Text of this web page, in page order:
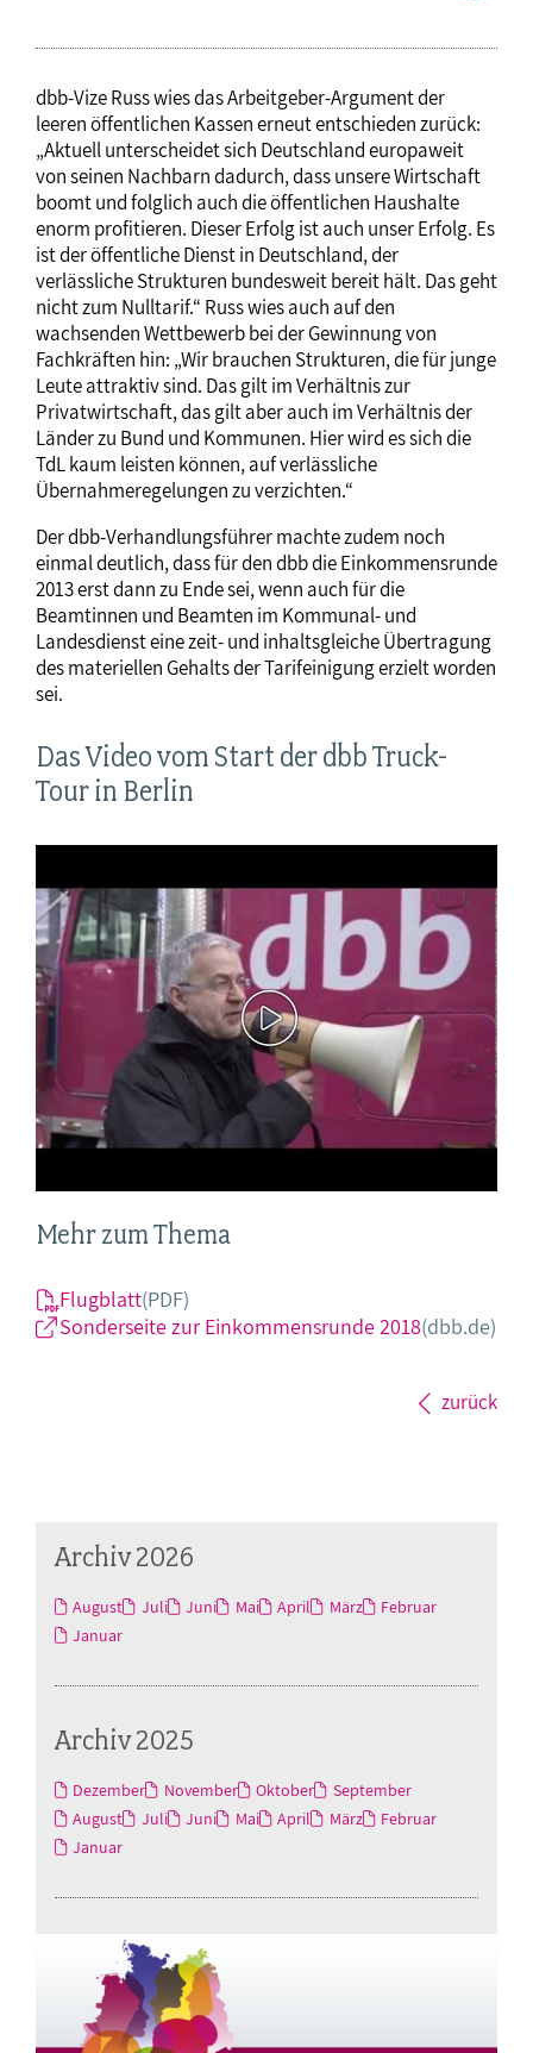
dbb-Vize Russ wies das Arbeitgeber-Argument der
leeren öffentlichen Kassen erneut entschieden zurück:
„Aktuell unterscheidet sich Deutschland europaweit
von seinen Nachbarn dadurch, dass unsere Wirtschaft
boomt und folglich auch die öffentlichen Haushalte
enorm profitieren. Dieser Erfolg ist auch unser Erfolg. Es
ist der öffentliche Dienst in Deutschland, der
verlässliche Strukturen bundesweit bereit hält. Das geht
nicht zum Nulltarif.“ Russ wies auch auf den
wachsenden Wettbewerb bei der Gewinnung von
Fachkräften hin: „Wir brauchen Strukturen, die für junge
Leute attraktiv sind. Das gilt im Verhältnis zur
Privatwirtschaft, das gilt aber auch im Verhältnis der
Länder zu Bund und Kommunen. Hier wird es sich die
TdL kaum leisten können, auf verlässliche
Übernahmeregelungen zu verzichten.“
Der dbb-Verhandlungsführer machte zudem noch
einmal deutlich, dass für den dbb die Einkommensrunde
2013 erst dann zu Ende sei, wenn auch für die
Beamtinnen und Beamten im Kommunal- und
Landesdienst eine zeit- und inhaltsgleiche Übertragung
des materiellen Gehalts der Tarifeinigung erzielt worden
sei.
Das Video vom Start der dbb Truck-
Tour in Berlin
Mehr zum Thema
Flugblatt(PDF)
Sonderseite zur Einkommensrunde 2018(dbb.de)
zurück
Archiv 2026
August Juli Juni Mai April März
Februar
Januar
Archiv 2025
Dezember November Oktober
September
August
Juli Juni Mai April März
Februar
Januar